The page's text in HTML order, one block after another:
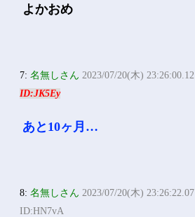
よかおめ
7:名無しさん 2023/07/20(木) 23:26:00.12
ID:JK5Ey
あと10ヶ月…
8:名無しさん 2023/07/20(木) 23:26:22.07
ID:HN7vA